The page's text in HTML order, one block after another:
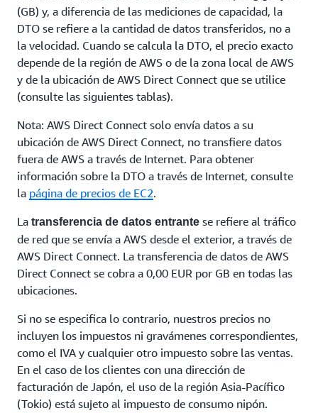
(GB) y, a diferencia de las mediciones de capacidad, la
DTO se refiere a la cantidad de datos transferidos, no a
la velocidad. Cuando se calcula la DTO, el precio exacto
depende de la región de AWS o de la zona local de AWS
y de la ubicación de AWS Direct Connect que se utilice
(consulte las siguientes tablas).
Nota: AWS Direct Connect solo envía datos a su
ubicación de AWS Direct Connect, no transfiere datos
fuera de AWS a través de Internet. Para obtener
información sobre la DTO a través de Internet, consulte
la página de precios de EC2.
La transferencia de datos entrante se refiere al tráfico
de red que se envía a AWS desde el exterior, a través de
AWS Direct Connect. La transferencia de datos de AWS
Direct Connect se cobra a 0,00 EUR por GB en todas las
ubicaciones.
Si no se especifica lo contrario, nuestros precios no
incluyen los impuestos ni gravámenes correspondientes,
como el IVA y cualquier otro impuesto sobre las ventas.
En el caso de los clientes con una dirección de
facturación de Japón, el uso de la región Asia-Pacífico
(Tokio) está sujeto al impuesto de consumo nipón.